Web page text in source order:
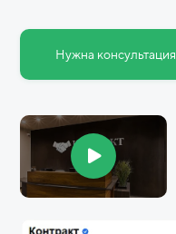
Нужна консультация